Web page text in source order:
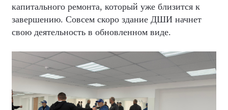
капитального ремонта, который уже близится к
завершению. Совсем скоро здание ДШИ начнет
свою деятельность в обновленном виде.